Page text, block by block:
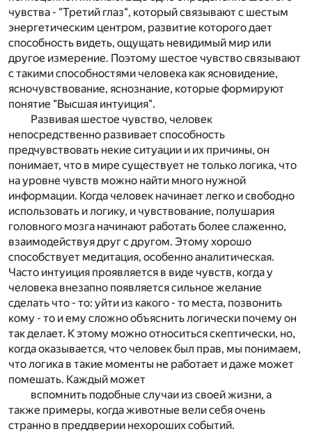
чувства - "Третий глаз", который связывают с шестым
энергетическим центром, развитие которого дает
способность видеть, ощущать невидимый мир или
другое измерение. Поэтому шестое чувство связывают
с такими способностями человека как ясновидение,
ясночувствование, яснознание, которые формируют
понятие "Высшая интуиция".
Развивая шестое чувство, человек
непосредственно развивает способность
предчувствовать некие ситуации и их причины, он
понимает, что в мире существует не только логика, что
на уровне чувств можно найти много нужной
информации. Когда человек начинает легко и свободно
использовать и логику, и чувствование, полушария
головного мозга начинают работать более слаженно,
взаимодействуя друг с другом. Этому хорошо
способствует медитация, особенно аналитическая.
Часто интуиция проявляется в виде чувств, когда у
человека внезапно появляется сильное желание
сделать что - то: уйти из какого - то места, позвонить
кому - то и ему сложно объяснить логически почему он
так делает. К этому можно относиться скептически, но,
когда оказывается, что человек был прав, мы понимаем,
что логика в такие моменты не работает и даже может
помешать. Каждый может
вспомнить подобные случаи из своей жизни, а
также примеры, когда животные вели себя очень
странно в преддверии нехороших событий.